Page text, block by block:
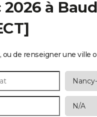
à
de renseigner une ville